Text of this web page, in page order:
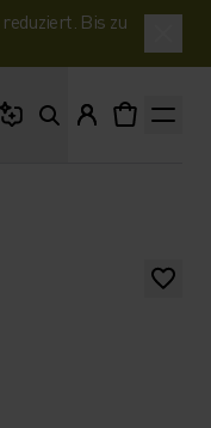
Bis zu